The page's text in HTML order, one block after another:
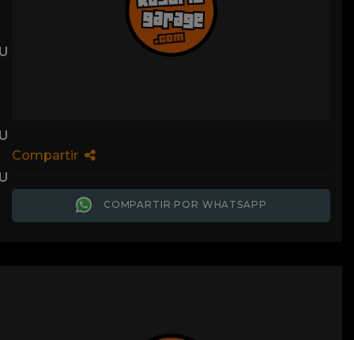
Compartir
COMPARTIR POR WHATSAPP